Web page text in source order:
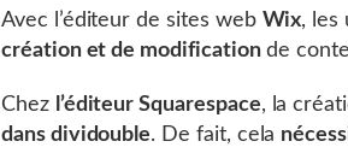
Avec l’éditeur de sites web Wix, les
création et de modificationde
Chez l’éditeur Squarespace, la
dans dividouble. De fait, cela